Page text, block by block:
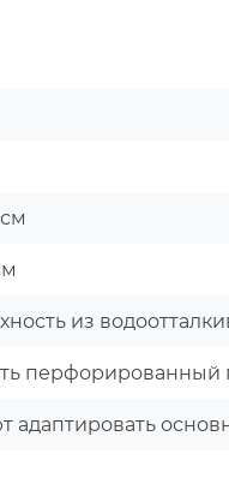
из
перфорированный
адаптировать